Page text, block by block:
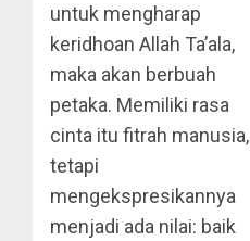
untuk mengharap
keridhoan Allah Ta’ala,
maka akan berbuah
petaka. Memiliki rasa
cinta itu fitrah manusia,
tetapi
mengekspresikannya
menjadi ada nilai: baik